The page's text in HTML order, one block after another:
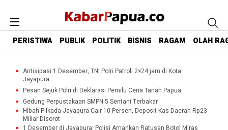
PERISTIWA PUBLIK POLITIK BISNIS RAGAM OLAH
Antisipasi 1 Desember, TNI Polri Patroli 2×24 jam di Kota
Jayapura
Pesan Sejuk Polri di Deklarasi Pemilu Ceria Tanah Papua
Gedung Perpustakaan SMPN 5 Sentani Terbakar
Hibah Pilkada Jayapura Cair 10 Persen, Deposit Kas Daerah Rp23
Miliar Disorot
1 Desember di Jayapura: Polisi Amankan Ratusan Botol Miras